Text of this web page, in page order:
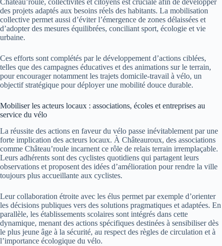
Château’roule, collectivités et citoyens est cruciale afin de développer
des projets adaptés aux besoins réels des habitants. La mobilisation
collective permet aussi d’éviter l’émergence de zones délaissées et
d’adopter des mesures équilibrées, conciliant sport, écologie et vie
urbaine.
Ces efforts sont complétés par le développement d’actions ciblées,
telles que des campagnes éducatives et des animations sur le terrain,
pour encourager notamment les trajets domicile-travail à vélo, un
objectif stratégique pour déployer une mobilité douce durable.
Mobiliser les acteurs locaux : associations, écoles et entreprises au
service du vélo
La réussite des actions en faveur du vélo passe inévitablement par une
forte implication des acteurs locaux. À Châteauroux, des associations
comme Château’roule incarnent ce rôle de relais terrain irremplaçable.
Leurs adhérents sont des cyclistes quotidiens qui partagent leurs
observations et proposent des idées d’amélioration pour rendre la ville
toujours plus accueillante aux cyclistes.
Leur collaboration étroite avec les élus permet par exemple d’orienter
les décisions publiques vers des solutions pragmatiques et adaptées. En
parallèle, les établissements scolaires sont intégrés dans cette
dynamique, menant des actions spécifiques destinées à sensibiliser dès
le plus jeune âge à la sécurité, au respect des règles de circulation et à
l’importance écologique du vélo.